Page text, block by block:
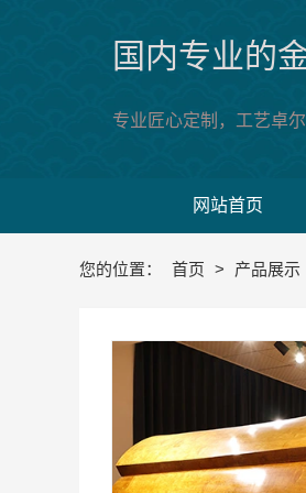
网站首页
国内专业的
专业匠心定制，工艺卓
您的位置： 首页 > 产品展示